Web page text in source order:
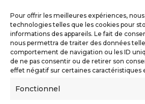
Pour offrir les meilleures expériences,
technologies telles que les cookies pour
informations des appareils. Le fait de
nous permettra de traiter des données
comportement de navigation ou les ID
de ne pas consentir ou de retirer son
effet négatif sur certaines caractéristiques
Fonctionnel